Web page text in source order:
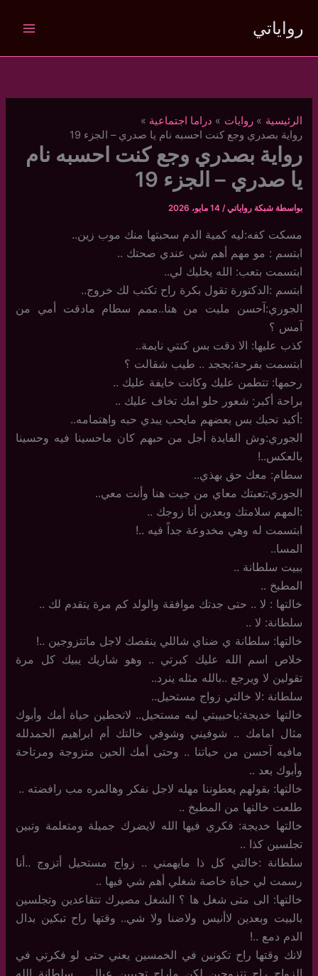
المحتوى
رواياتي
الرئيسية روايات
دراما اجتماعية
رواية بصدري وجع كنت احسبه نام يا صدري – الجزء 19
رواية بصدري وجع كنت احسبه نام
يا صدري – الجزء 19
بواسطة شبكة رواياتي/14 مايو، 2026
مسكت كفه:ليه كمية الدم سحبتها منك موب زين..
ابتسم : مو مهم أهم شي عندي صحتك ..
ابتسمت بتعب: الله يخليك لي..
ابتسم :الدكتورة تقول بكرة راح تكتب لك خروج..
الجوري:آحسن مليت من هنا..ممم سطام مادقت أمي من
آمس ؟
كذب عليها: الا دقت بس كنتي نايمة..
ابتسمت بفرحة:بججد .. طيب شقالت ؟
رحمها: تتطمن عليك وكانت خايفة عليك ..
براحة أكبر: شعور حلو امك تخاف عليك ..
:أكيد تحبك بس بعضهم مايحب يبدي حبه واهتمامه..
الجوري:وش الفايدة أجل من حبهم كان ماحسينا فيه وحسينا
بالعكس..!
سطام: معك حق بهذي..
الجوري:تعبتك معاي من جيت هنا وأنت معي..
:المهم سلامتك وبعدين أنا زوجك ..
ابتسمت له وهي مخدوعة جداً فيه ..!
المسا..
ببيت سلطانة ..
المطبخ ..
خالتها : لا .. حتى جدتك موافقة والولد كم مرة يتقدم لك ..
سلطانة: لا ..
خالتها: سلطانة ي ضناي شاللي ينقصك لاجل ماتتزوجين ..!
خلاص اسم الله عليك كبرتي .. وهو شاريك يبيك كل مرة
تقولين لا ويرجع ..بالله مثله ينرد..
سلطانة :لا خالتي زواج مستحيل..
خالتها خديجة:ياحبيبتي ليه مستحيل.. لاتحطين حياة أمك وأبوك
مثال امامك .. شوفيني وشوفي خالتك أم ابراهيم الحمدلله
مافيه آحسن من حياتنا .. وحتى أمك الحين متزوجة ومرتاحة
وأبوك بعد ..
خالتها: بقولهم يعطوننا مهله لاجل نفكر وهالمره مب رافضته ..
طلعت خالتها من المطبخ ..
خالتها خديجة: فكري فيها الله لايضرك جميلة ومتعلمة وتبين
تجلسين كذا ..
سلطانة :خالتي كل ذا مايهمني .. زواج مستحيل أتزوج ..أنا
رسمت لي حياة خاصة شغلي أهم شي فيها ..
خالتها: الى متى شغل ها ؟ الشغل مصيرك تتقاعدين وتجلسين
بالبيت وبعدين لاأنيس ولاضنا ولا شي.. وقتها راح تبكين بدال
الدم دمع ..!
لانك وقتها راح تكونين في الخمسين يعني حتى لو فكرتي في
الزواج راح تتزوجين لكن ماراح تجيبين عيال .. سلطانة الله